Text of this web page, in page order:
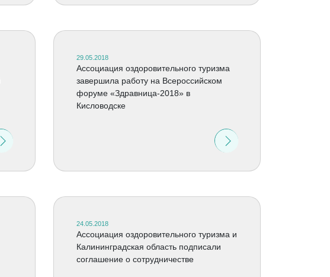
29.05.2018
Ассоциация оздоровительного туризма
завершила работу на Всероссийском
форуме «Здравница-2018» в
Кисловодске
24.05.2018
Ассоциация оздоровительного туризма и
Калининградская область подписали
соглашение о сотрудничестве